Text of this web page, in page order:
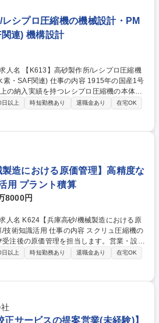
日帰り出張でも1時間あたり800円の移動手
も労働時間として適切に評価・還元する仕
砂事業所
レシプロ圧縮機の機械設計・PM
連) 機構設計
内容 1915年の国産1号
の納入実績を持つレシプロ圧縮機の本体設
ネジメントを担当。脱炭素社会の実現に直
す。 (1)レシプロ圧縮機本体
策定 (2)海外顧客との技術交渉、プロジェ
（水素・SAF・CO2回収）向けの新機種開
計で製品理解を深め、3から5年で独り立ち
裁量が大きく、自ら設計した製品が完成
る達成感があります。 募集職種 【K
機の機械設計・PM(環境分野/水素・SAF関
以上 時短勤務あり 退職金あり
在宅OK
造における原価管理】高精度な
用 プラント積算
8000円
内容 スクリュ圧縮機の
注後の原価管理を担当します。営業・設
品の「適正価格」を算出。事業の収益最大
細】■スクリュ圧縮機を
務（設計・営業・調達部門との調整含む）
び採算分析■見積業務の補助からスタート
ットを想定■複数機種に対応し、業務平準
後の実績コスト管理を通じ、事業収益性向
には設計図の読み取り・理解が必要なた
以上 時短勤務あり 退職金あり
在宅OK
サービスの提案営業(未経験)】